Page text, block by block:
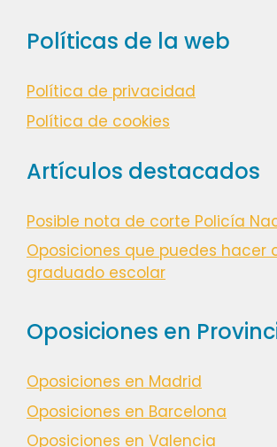
Políticas de la web
Política de privacidad
Política de cookies
Artículos destacados
Posible nota de corte Policía
Oposiciones que puedes hacer
graduado escolar
Oposiciones en
Oposiciones en Madrid
Oposiciones en Barcelona
Oposiciones en Valencia